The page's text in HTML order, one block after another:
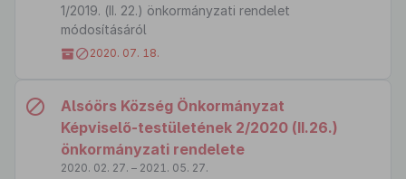
1/2019. (II. 22.) önkormányzati rendelet
módosításáról
2020. 07. 18.
Alsóörs Község Önkormányzat
Képviselő-testületének 2/2020 (II.26.)
önkormányzati rendelete
2020. 02. 27. – 2021. 05. 27.